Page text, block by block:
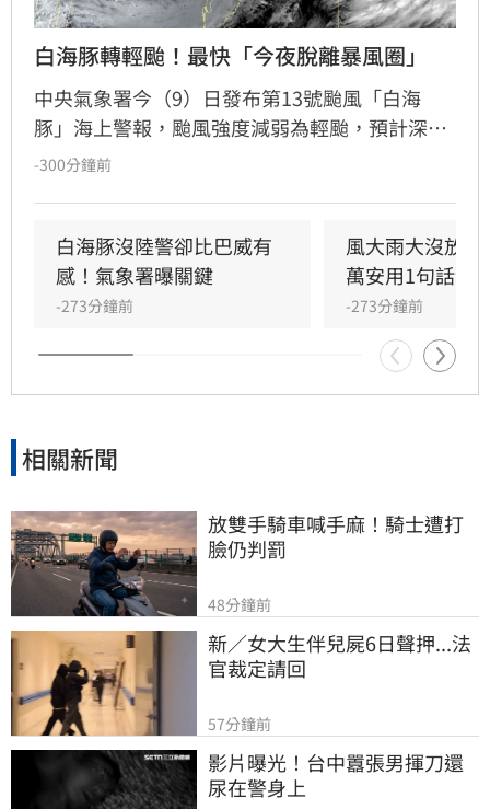
白海豚轉輕颱！最快「今夜脫離暴風圈」
中央氣象署今（9）日發布第13號颱風「白海
豚」海上警報，颱風強度減弱為輕颱，預計深夜
至明晨脫離暴風圈。受外圍雲系及西南風影響，
沉降影響，恐出現36度高溫及焚風。氣象署持續
發布陸上強風特報，提醒嘉義以北、恆春半島及
離島留意強陣風。
-300分鐘前
白海豚沒陸警卻比巴威有
感！氣象署曝關鍵
-273分鐘前
風大雨大沒放
萬安用1句話卸
-273分鐘前
相關新聞
放雙手騎車喊手麻！騎士遭打
臉仍判罰
48分鐘前
新／女大生伴兒屍6日聲押...法
官裁定請回
57分鐘前
影片曝光！台中囂張男揮刀還
尿在警身上